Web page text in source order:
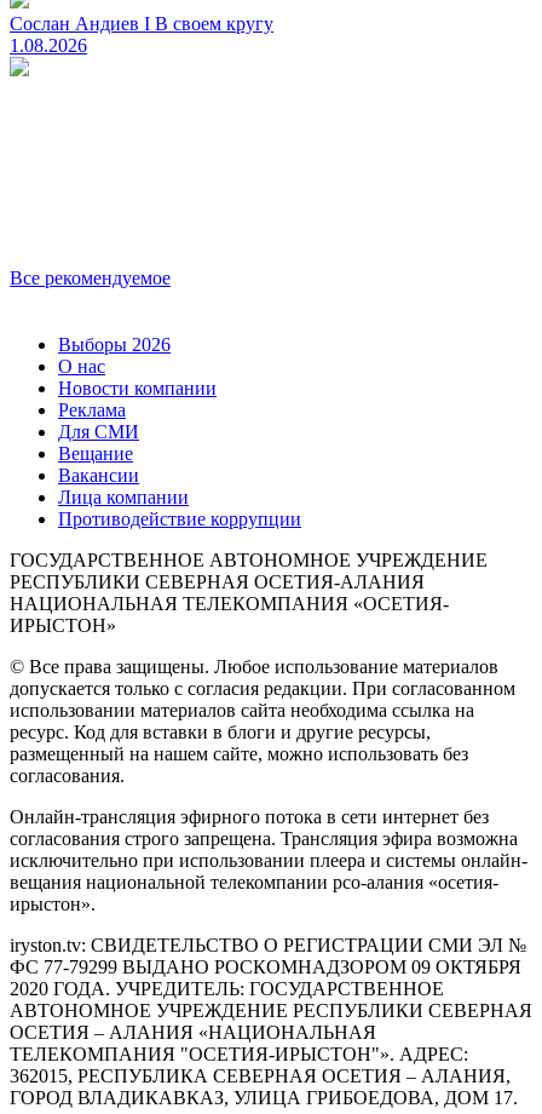
Сослан Андиев I В своем кругу
1.08.2026
Все рекомендуемое
Выборы 2026
О нас
Новости компании
Реклама
Для СМИ
Вещание
Вакансии
Лица компании
Противодействие коррупции
ГОСУДАРСТВЕННОЕ АВТОНОМНОЕ УЧРЕЖДЕНИЕ
РЕСПУБЛИКИ СЕВЕРНАЯ ОСЕТИЯ-АЛАНИЯ
НАЦИОНАЛЬНАЯ ТЕЛЕКОМПАНИЯ «ОСЕТИЯ-
ИРЫСТОН»
© Все права защищены. Любое использование материалов
допускается только с согласия редакции. При согласованном
использовании материалов сайта необходима ссылка на
ресурс. Код для вставки в блоги и другие ресурсы,
размещенный на нашем сайте, можно использовать без
согласования.
Онлайн-трансляция эфирного потока в сети интернет без
согласования строго запрещена. Трансляция эфира возможна
исключительно при использовании плеера и системы онлайн-
вещания национальной телекомпании рсо-алания «осетия-
ирыстон».
iryston.tv: CВИДЕТЕЛЬСТВО О РЕГИСТРАЦИИ СМИ ЭЛ №
ФС 77-79299 ВЫДАНО РОСКОМНАДЗОРОМ 09 ОКТЯБРЯ
2020 ГОДА. УЧРЕДИТЕЛЬ: ГОСУДАРСТВЕННОЕ
АВТОНОМНОЕ УЧРЕЖДЕНИЕ РЕСПУБЛИКИ СЕВЕРНАЯ
ОСЕТИЯ – АЛАНИЯ «НАЦИОНАЛЬНАЯ
ТЕЛЕКОМПАНИЯ "ОСЕТИЯ-ИРЫСТОН"». АДРЕС:
362015, РЕСПУБЛИКА СЕВЕРНАЯ ОСЕТИЯ – АЛАНИЯ,
ГОРОД ВЛАДИКАВКАЗ, УЛИЦА ГРИБОЕДОВА, ДОМ 17.